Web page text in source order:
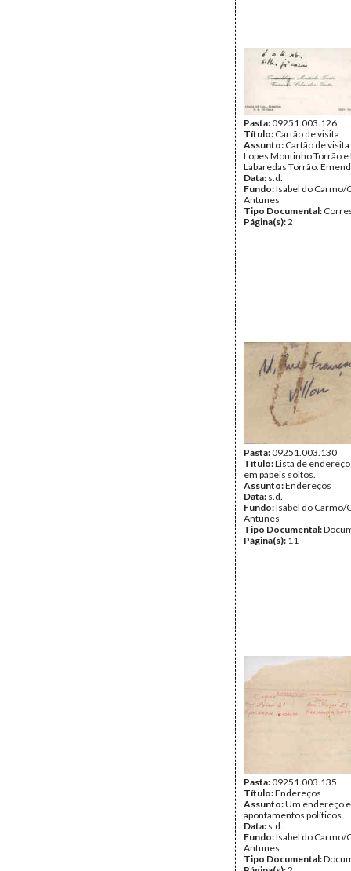
Pasta:09251.003.126
Título: Cartão de visita
Assunto: Cartão de
Lopes Moutinho Torrão
Labaredas Torrão.
Data: s.d.
Fundo:Isabel do Carmo/
Antunes
Tipo Documental:
Página(s):2
Pasta:09251.003.130
Título:Lista de
em papeis soltos.
Assunto:Endereços
Data: s.d.
Fundo:Isabel do Carmo/
Antunes
Tipo Documental:
Página(s): 11
Pasta:09251.003.135
Título:Endereços
Assunto:Um endereço e
apontamentos políticos.
Data: s.d.
Fundo:Isabel do Carmo/
Antunes
Tipo Documental: